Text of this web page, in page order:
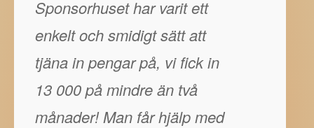
Sponsorhuset har varit ett
enkelt och smidigt sätt att
tjäna in pengar på, vi fick in
13 000 på mindre än två
månader! Man får hjälp med